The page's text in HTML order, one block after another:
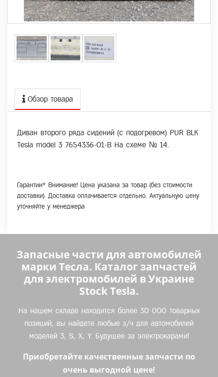
Обзор товара
Диван второго ряда сидений (с подогревом) PUR BLK
Tesla model 3 7654336-01-B На схеме № 14.
Гарантии* Внимание! Цена указана за товар (без стоимости
доставки). Доставка оплачивается отдельно. Актуальную цену
уточняйте у менеджера
Запасные части для автомобилей
марки Тесла. Каталог запчастей
для электромобилей в Украине
Stock Tesla.
На нашем складе находится более 30 000 товарных
позиций, вы найдете любые з/ч для автомобилей
моделей 3, S, X, Y. Будущее за электрокарами!
Приобретайте качественные запчасти по
очень выгодной цене!